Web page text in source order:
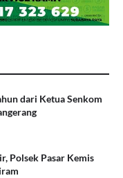
dari Ketua Senkom
Polsek Pasar Kemis